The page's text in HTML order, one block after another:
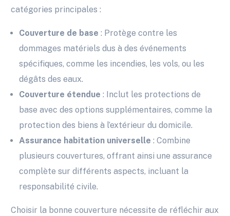
catégories principales :
Couverture de base : Protège contre les
dommages matériels dus à des événements
spécifiques, comme les incendies, les vols, ou les
dégâts des eaux.
Couverture étendue : Inclut les protections de
base avec des options supplémentaires, comme la
protection des biens à l’extérieur du domicile.
Assurance habitation universelle : Combine
plusieurs couvertures, offrant ainsi une assurance
complète sur différents aspects, incluant la
responsabilité civile.
Choisir la bonne couverture nécessite de réfléchir aux